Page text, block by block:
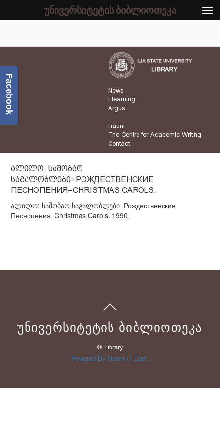
News
Elearning
Argus
Iliauni
The Centre for Academic Writing
Contact
ᲐᲚᲘᲚᲝ: ᲡᲐᲨᲝᲑᲐᲝ
ᲡᲐᲒᲐᲚᲝᲑᲚᲔᲑᲘ=РОЖДЕСТВЕНСКИЕ
ПЕСНОПЕНИЯ=CHRISTMAS CAROLS.
ალილო: საშობაო საგალობლები=Рождественские
Песнопения=Christmas Carols. 1990
ᲣᲜᲘᲕᲔᲠᲡᲘᲢᲔᲢᲘᲡ ᲑᲘᲑᲚᲘᲝᲗᲔᲙᲐ
© Library
Powered By Iliauni IT Dept.
Facebook
უნივერსიტეტის ბიბლიოთეკა